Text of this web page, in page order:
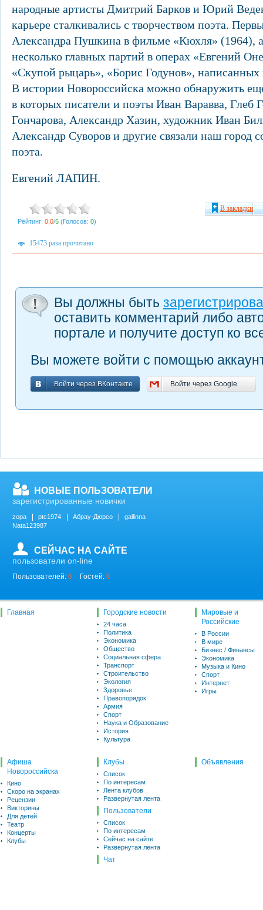
народные артисты Дмитрий Барков и Юрий
карьере сталкивались с творчеством поэта.
Александра Пушкина в фильме «Кюхля» (1964),
несколько главных партий в операх «Евгений
«Скупой рыцарь», «Борис Годунов», написанных
В истории Новороссийска можно обнаружить
в которых писатели и поэты Иван Варавва, Глеб
Гончарова, Александр Хазин, художник Иван
Александр Суворов и другие связали наш город
поэта.
Евгений ЛАПИН.
Рейтинг: 0,0/5 (Голосов: 0)
В закладки
15473 раза прочитано
Вы должны быть
оставить комментарий либо
портале и получите доступ ко
Вы можете войти с помощью
Войти через ВКонтакте
Войти через ВКонтакте Войти через Google
Войти через Google
НОВЫЕ ПОЛЬЗОВАТЕЛИ
зарегистрированные новички
zopa ptc1974 Абрау-Дюрсо
gallinna
Nata123987
СЕЙЧАС НА САЙТЕ
пользователи on-line
Пользователей: 0 Гостей: 0
Главная Городские новости
24 часа
Политика
Экономика
Общество
Социальная сфера
Транспорт
Строительство
Экология
Здоровье
Правопорядок
Армия
Спорт
Наука и Образование
История
Культура
Мировые и
Российские
В России
В мире
Бизнес / Финансы
Экономика
Музыка и Кино
Спорт
Интернет
Игры
Афиша
Новороссийска
Кино
Скоро на экранах
Рецензии
Викторины
Для детей
Театр
Концерты
Клубы
Клубы
Список
По интересам
Лента клубов
Развернутая лента
Пользователи
Список
По интересам
Сейчас на сайте
Развернутая лента
Чат
Объявления